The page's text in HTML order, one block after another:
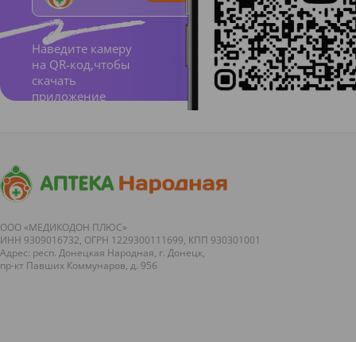
спосо
бству
ет
проце
жиров
сниже
нию
Наведите камеру
на QR-код,чтобы
скачать
приложение
ООО «МЕДИКОДОН ПЛЮС»
ИНН 9309016732, ОГРН 1229300111699, КПП 930301001
Адрес: респ. Донецкая Народная, г. Донецк,
пр-кт Павших Коммунаров, д. 95б